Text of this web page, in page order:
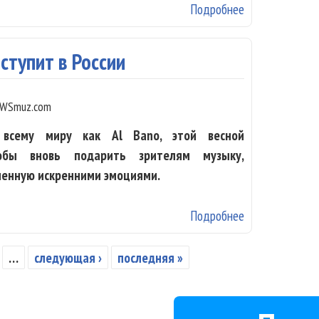
Подробнее
в России
всему миру как Al Bano, этой весной
вновь подарить зрителям музыку,
искренними эмоциями.
Подробнее
… следующая › последняя »